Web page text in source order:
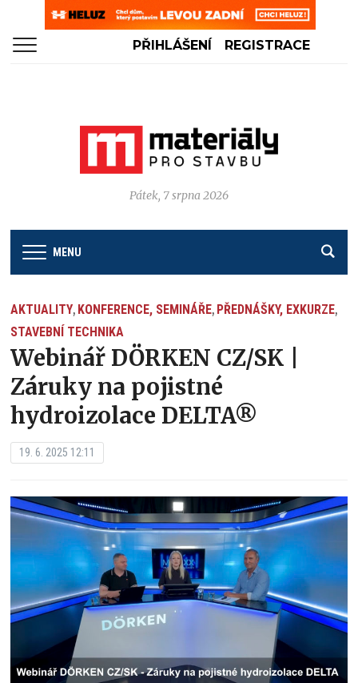
PŘIHLÁŠENÍ REGISTRACE
Pátek, 7 srpna 2026
MENU
AKTUALITY, KONFERENCE, SEMINÁŘE, PŘEDNÁŠKY, EXKURZE,
STAVEBNÍ TECHNIKA
Webinář DÖRKEN CZ/SK |
Záruky na pojistné
hydroizolace DELTA®
19. 6. 2025 12:11